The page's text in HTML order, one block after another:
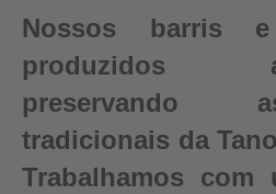
Nossos barris
produzidos
preservando
tradicionais da
Trabalhamos com